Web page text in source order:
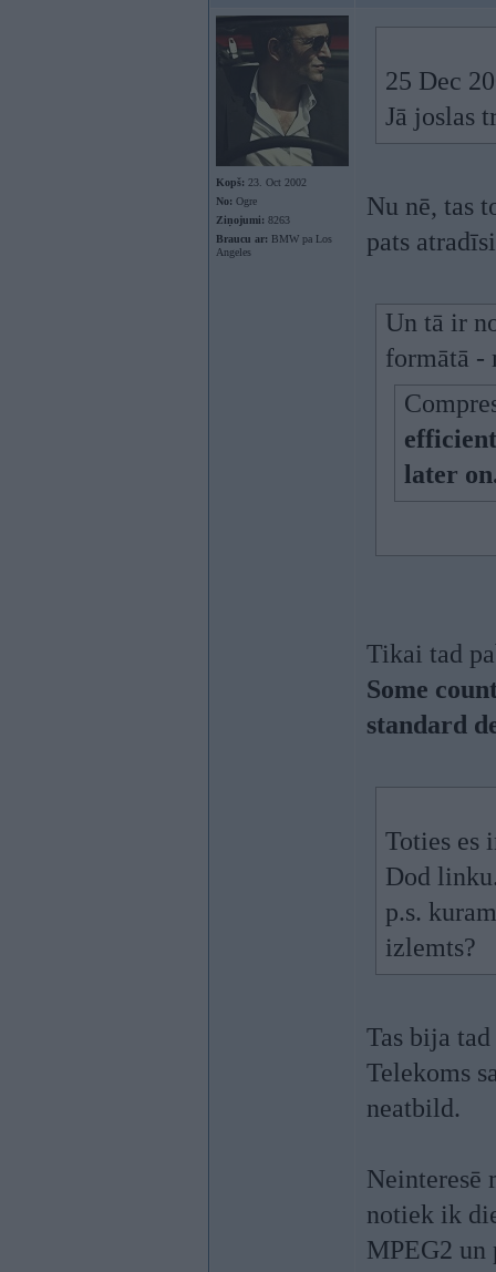
Kopš: 23. Oct 2002
No: Ogre
Ziņojumi: 8263
Braucu ar: BMW pa Los
Angeles
25 Dec
Jā joslas
Nu nē, tas
pats
Un tā ir
formātā -
later
Tikai tad
Some
standard
Toties es
Dod
p.s.
izlemts?
Tas bija
Telekoms
neatbild.
Neinteresē
notiek ik
MPEG2 un